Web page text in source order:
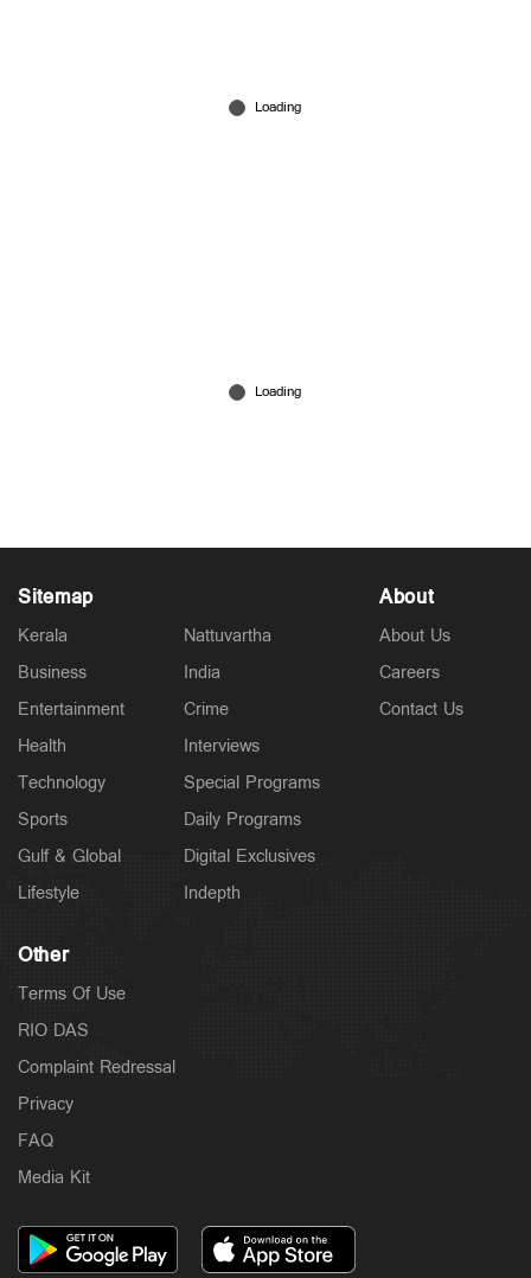
പൊലിസും വേണ്ട, പത്രാസും വേണ്ട:
അധികാരത്തില്‍ മയങ്ങില്ല; നിലപാടുറപ്പിച്ച്
Sitemap
Kerala
Business
Entertainment
Health
Technology
Sports
Gulf & Global
Lifestyle
Nattuvartha
India
Crime
Interviews
Special Programs
Daily Programs
Digital Exclusives
Indepth
About
About Us
Careers
Contact Us
Other
Terms Of Use
RIO DAS
Complaint Redressal
Privacy
FAQ
Media Kit